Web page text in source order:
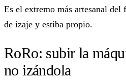
Es el extremo más artesanal del
de izaje y estiba propio.
RoRo: subir la
no izándola